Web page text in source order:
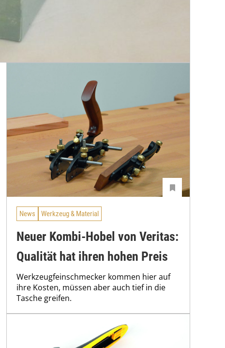
News Werkzeug & Material
Neuer Kombi-Hobel von Veritas:
Qualität hat ihren hohen Preis
Werkzeugfeinschmecker kommen hier auf
ihre Kosten, müssen aber auch tief in die
Tasche greifen.